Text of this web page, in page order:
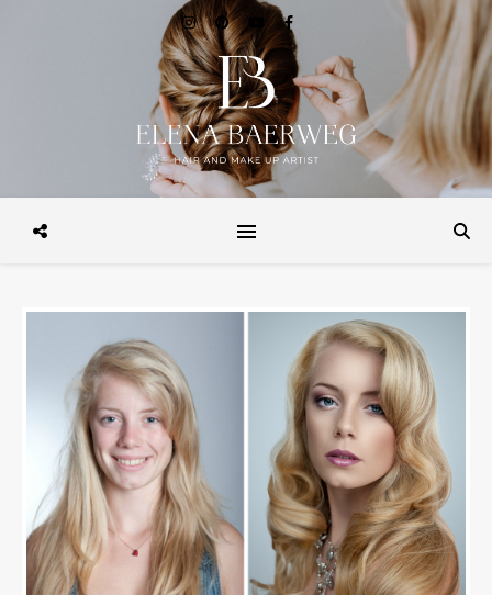
Make-up, Hairstyling, Brautstyling, Make-up Workshops, Make-up